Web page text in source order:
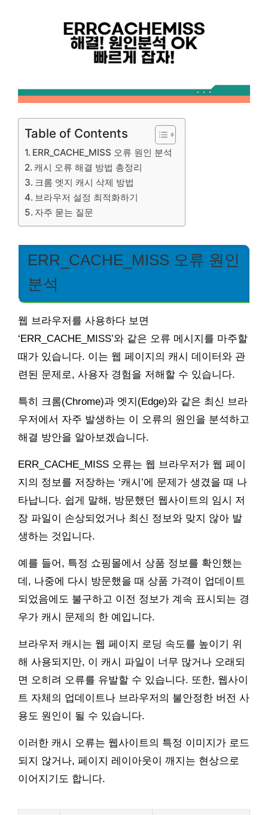
Table of Contents
ERR_CACHE_MISS 오류 원인 분석
캐시 오류 해결 방법 총정리
크롬 엣지 캐시 삭제 방법
브라우저 설정 최적화하기
자주 묻는 질문
ERR_CACHE_MISS 오류 원인
분석
웹 브라우저를 사용하다 보면
‘ERR_CACHE_MISS’와 같은 오류 메시지를 마주할
때가 있습니다. 이는 웹 페이지의 캐시 데이터와 관
련된 문제로, 사용자 경험을 저해할 수 있습니다.
특히 크롬(Chrome)과 엣지(Edge)와 같은 최신 브라
우저에서 자주 발생하는 이 오류의 원인을 분석하고
해결 방안을 알아보겠습니다.
ERR_CACHE_MISS 오류는 웹 브라우저가 웹 페이
지의 정보를 저장하는 ‘캐시’에 문제가 생겼을 때 나
타납니다. 쉽게 말해, 방문했던 웹사이트의 임시 저
장 파일이 손상되었거나 최신 정보와 맞지 않아 발
생하는 것입니다.
예를 들어, 특정 쇼핑몰에서 상품 정보를 확인했는
데, 나중에 다시 방문했을 때 상품 가격이 업데이트
되었음에도 불구하고 이전 정보가 계속 표시되는 경
우가 캐시 문제의 한 예입니다.
브라우저 캐시는 웹 페이지 로딩 속도를 높이기 위
해 사용되지만, 이 캐시 파일이 너무 많거나 오래되
면 오히려 오류를 유발할 수 있습니다. 또한, 웹사이
트 자체의 업데이트나 브라우저의 불안정한 버전 사
용도 원인이 될 수 있습니다.
이러한 캐시 오류는 웹사이트의 특정 이미지가 로드
되지 않거나, 페이지 레이아웃이 깨지는 현상으로
이어지기도 합니다.